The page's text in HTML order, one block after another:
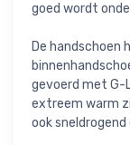
goed wordt
De handschoen
gevoerd met G-
extreem warm
ook